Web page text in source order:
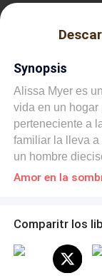
Synopsis
Alissa Myer es
vida en un
perteneciente a
familiar la lleva a
un hombre
ser encantador a
absorben por
afectaran
camino oscuro,
Comparitr los